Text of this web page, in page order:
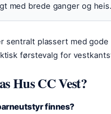
med brede ganger og
sentralt plassert med
førstevalg for
Hus CC Vest?
finnes?